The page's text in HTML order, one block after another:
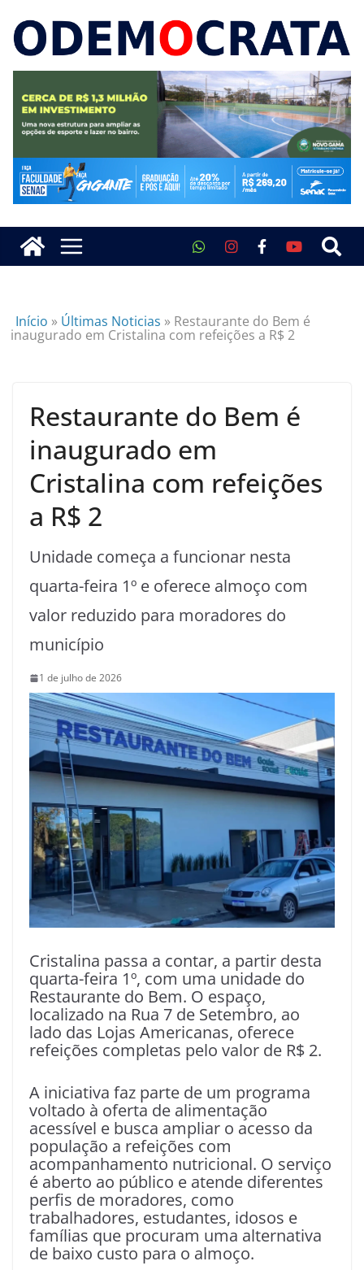
Início » Últimas Noticias » Restaurante do Bem é
inaugurado em Cristalina com refeições a R$ 2
Restaurante do Bem é
inaugurado em
Cristalina com refeições
a R$ 2
Unidade começa a funcionar nesta
quarta-feira 1º e oferece almoço com
valor reduzido para moradores do
município
1 de julho de 2026
Cristalina passa a contar, a partir desta
quarta-feira 1º, com uma unidade do
Restaurante do Bem. O espaço,
localizado na Rua 7 de Setembro, ao
lado das Lojas Americanas, oferece
refeições completas pelo valor de R$ 2.
A iniciativa faz parte de um programa
voltado à oferta de alimentação
acessível e busca ampliar o acesso da
população a refeições com
acompanhamento nutricional. O serviço
é aberto ao público e atende diferentes
perfis de moradores, como
trabalhadores, estudantes, idosos e
famílias que procuram uma alternativa
de baixo custo para o almoço.